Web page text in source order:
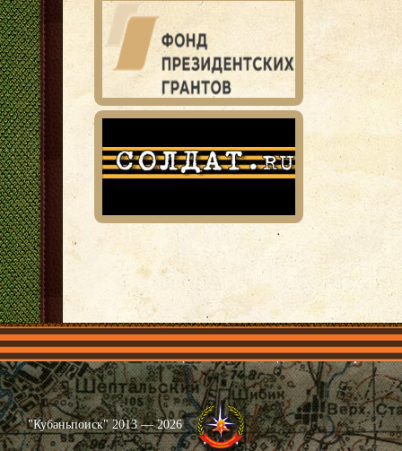
Главная Имена Общественные объединения Проекты
"Кубаньпоиск" 2013 — 2026